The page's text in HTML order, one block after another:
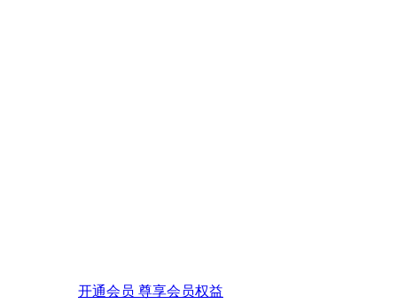
开通会员 尊享会员权益